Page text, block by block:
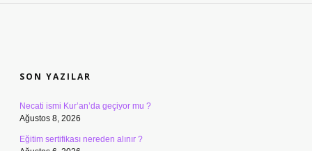
SON YAZILAR
Necati ismi Kur’an’da geçiyor mu ?
Ağustos 8, 2026
Eğitim sertifikası nereden alınır ?